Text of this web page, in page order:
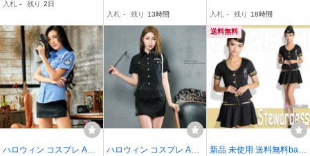
入札 - 残り 2日
入札 - 残り 13時間
ンジェリー コスチュー
ム ナイトウェア
入札 - 残り 18時間
ハロウィン コスプレ Ann
ハロウィン コスプレ Ann
送料無料
新品 未使用 送料無料ba1